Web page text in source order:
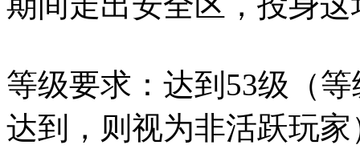
等级要求：达到53级（
达到，则视为非活跃玩家